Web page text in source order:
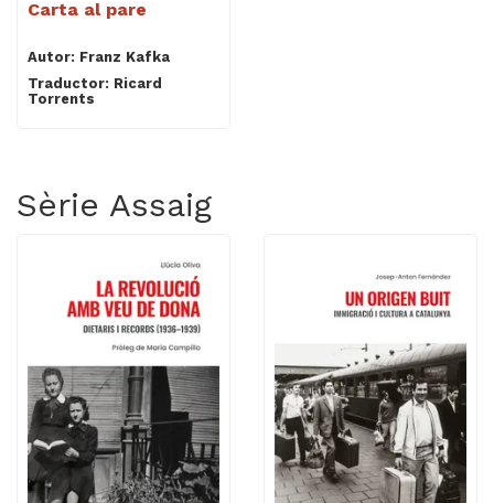
Carta al pare
Autor: Franz Kafka
Traductor: Ricard
Torrents
Sèrie Assaig